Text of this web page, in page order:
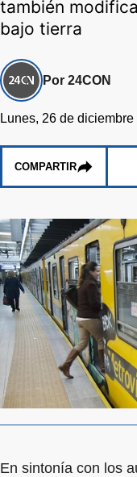
también
bajo tierra
Por 24CON
Lunes, 26 de
COMPARTIR
En sintonía con los